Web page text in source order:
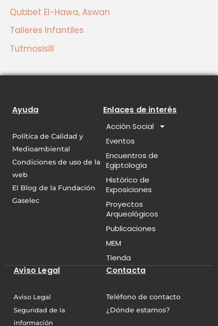
Qubbet El-Hawa, Aswan
Talleres Infantiles
TutmosisIII
Ayuda
Política de Calidad y
Medioambiental
Condiciones de uso de la
web
El Blog de la Fundación
Gaselec
Enlaces de interés
Acción Social
Eventos
Encuentros de
Egiptología
Histórico de
Exposiciones
Proyectos
Arqueológicos
Publicaciones
MEM
Tienda
Aviso Legal
Aviso Legal
Seguridad de la
información
Contacta
Teléfono de contacto
¿Dónde estamos?